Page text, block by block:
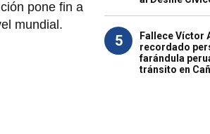
pone fin a
mundial.
5
Fallece Víctor
recordado
farándula
tránsito en